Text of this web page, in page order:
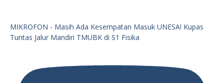
MIKROFON - Masih Ada Kesempatan Masuk UNESA! Kupas
Tuntas Jalur Mandiri TMUBK di S1 Fisika